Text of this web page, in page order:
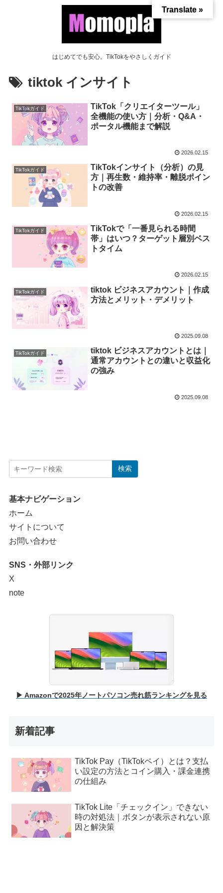
はじめてでも安心。TikTokをやさしくガイド
tiktok インサイト
TikTokガイド
TikTok「クリエイターツール」
全機能の使い方｜分析・Q&A・
ポータル機能まで解説
2026.02.15
TikTokガイド
TikTokインサイト（分析）の見
方｜再生数・維持率・離脱ポイン
トの改善
2026.02.15
TikTokガイド
TikTokで「一番見られる時間
帯」はいつ？ターゲット層別ベス
トタイム
2026.02.15
TikTokガイド
tiktok ビジネスアカウント｜作成
方法とメリット・デメリット
2025.09.08
TikTokガイド
tiktok ビジネスアカウントとは｜
通常アカウントとの違いと収益化
の強み
2025.09.08
検索
基本ナビゲーション
ホーム
サイトについて
お問い合わせ
SNS・外部リンク
X
note
▶ Amazonで2025年ノートパソコン売れ筋ランキングを見る
新着記事
TikTok Pay（TikTokペイ）とは？支払
い設定の方法とコイン購入・課金連携
の仕組み
TikTok Lite「チェックイン」できない
時の対処法｜ボタンが表示されない原
因と解決策
Translate »